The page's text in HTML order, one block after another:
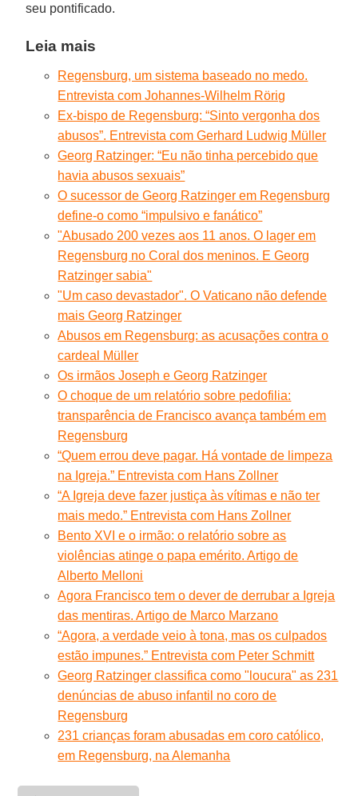
seu pontificado.
Leia mais
Regensburg, um sistema baseado no medo.
Entrevista com Johannes-Wilhelm Rörig
Ex-bispo de Regensburg: “Sinto vergonha dos
abusos”. Entrevista com Gerhard Ludwig Müller
Georg Ratzinger: “Eu não tinha percebido que
havia abusos sexuais”
O sucessor de Georg Ratzinger em Regensburg
define-o como “impulsivo e fanático”
"Abusado 200 vezes aos 11 anos. O lager em
Regensburg no Coral dos meninos. E Georg
Ratzinger sabia"
"Um caso devastador". O Vaticano não defende
mais Georg Ratzinger
Abusos em Regensburg: as acusações contra o
cardeal Müller
Os irmãos Joseph e Georg Ratzinger
O choque de um relatório sobre pedofilia:
transparência de Francisco avança também em
Regensburg
“Quem errou deve pagar. Há vontade de limpeza
na Igreja.” Entrevista com Hans Zollner
“A Igreja deve fazer justiça às vítimas e não ter
mais medo.” Entrevista com Hans Zollner
Bento XVI e o irmão: o relatório sobre as
violências atinge o papa emérito. Artigo de
Alberto Melloni
Agora Francisco tem o dever de derrubar a Igreja
das mentiras. Artigo de Marco Marzano
“Agora, a verdade veio à tona, mas os culpados
estão impunes.” Entrevista com Peter Schmitt
Georg Ratzinger classifica como "loucura" as 231
denúncias de abuso infantil no coro de
Regensburg
231 crianças foram abusadas em coro católico,
em Regensburg, na Alemanha